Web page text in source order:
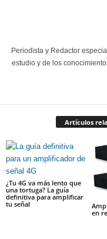
Periodista y Redactor
estudio y de los
Artículos
¿Tu 4G va más lento que
una tortuga? La guía
definitiva para amplificar
tu señal
en